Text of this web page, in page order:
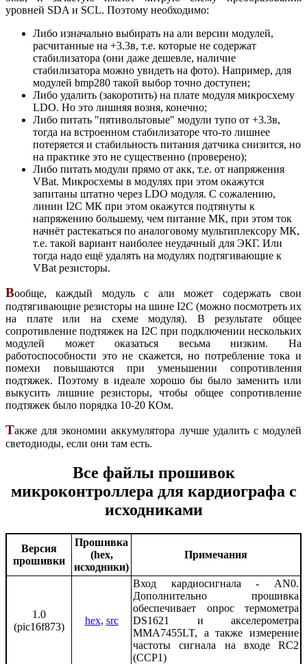
уровней SDA и SCL. Поэтому необходимо:
Либо изначально выбирать на али версии модулей,
расчитанные на +3.3в, т.е. которые не содержат
стабилизатора (они даже дешевле, наличие
стабилизатора можно увидеть на фото). Например, для
модулей bmp280 такой выбор точно доступен;
Либо удалить (закоротить) на плате модуля микросхему
LDO. Но это лишняя возня, конечно;
Либо питать "пятивольтовые" модули тупо от +3.3в,
тогда на встроенном стабилизаторе что-то лишнее
потеряется и стабильность питания датчика снизится, но
на практике это не существенно (проверено);
Либо питать модули прямо от акк, т.е. от напряжения
VBat. Микросхемы в модулях при этом окажутся
запитаны штатно через LDO модуля. С сожалению,
линии I2C МК при этом окажутся подтянуты к
напряжению большему, чем питание МК, при этом ток
начнёт растекаться по аналоговому мультиплексору МК,
т.е. такой вариант наиболее неудачный для ЭКГ. Или
тогда надо ещё удалять на модулях подтягивающие к
VBat резисторы.
Вообще, каждый модуль с али может содержать свои
подтягивающие резисторы на шине I2C (можно посмотреть их
на плате или на схеме модуля). В результате общее
сопротивление подтяжек на I2C при подключении нескольких
модулей может оказаться весьма низким. На
работоспособности это не скажется, но потребление тока и
помехи повышаются при уменьшении сопротивления
подтяжек. Поэтому в идеале хорошо бы было заменить или
выкусить лишние резисторы, чтобы общее сопротивление
подтяжек было порядка 10-20 КОм.
Также для экономии аккумулятора лучше удалить с модулей
светодиоды, если они там есть.
Все файлы прошивок
микроконтроллера для кардиографа с
исходниками
Версия
прошивки
Прошивка
(hex,
исходники)
Примечания
1.0
(pic16f873)
hex, src
Вход кардиосигнала - AN0.
Дополнительно прошивка
обеспечивает опрос термометра
DS1621 и акселерометра
MMA7455LT, а также измерение
частоты сигнала на входе RC2
(CCP1)